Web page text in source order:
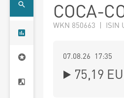
COCA-
WKN 850663 | ISIN
07.08.26 17:35
75,19